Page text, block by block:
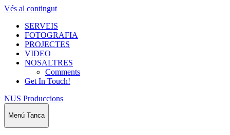
Vés al contingut
SERVEIS
FOTOGRAFIA
PROJECTES
VIDEO
NOSALTRES
Comments
Get In Touch!
NUS Produccions
Menú Tanca